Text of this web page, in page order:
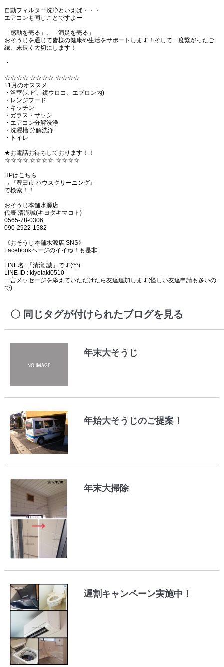
自動フィルター洗浄といえば・・・
エアコンも同じことですよー
「感動を売る」、「満足を売る」
おそうじを通じて皆様の健康や生活をサポートします！そして一度繋がったご
縁、末長く大切にします！
・
☆☆☆☆ ☆☆☆☆ ☆☆☆☆
11月のオススメ
・浴室(カビ、鏡ウロコ、エプロン内)
・レンジフード
・キッチン
・ガラス・サッシ
・エアコン分解洗浄
・洗濯槽 分解洗浄
・トイレ
★お電話お待ちしております！！
☆☆☆☆ ☆☆☆☆ ☆☆☆☆
HPはこちら
→『豊田市 ハウスクリーニング』
で検索！！
おそうじ本舗水源店
代表 清瀧誠(キヨタキマコト)
0565-78-0306
090-2922-1582
《おそうじ本舗水源店 SNS》
Facebookページのイイね！も是非
LINE名 :「清瀧 誠」です(^^)
LINE ID : kiyotaki0510
一言メッセージを添えていただけたら友達追加します(怪しい友達申請も多いの
で)
同じタグが付けられたブログを見る
年末大そうじ
年始大そうじのご提案！
年末大掃除
遅割キャンペーン実施中！